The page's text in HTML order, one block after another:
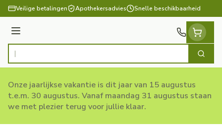
Ga naar de inhoud
Veilige betalingen Apothekersadvies Snelle beschikbaarheid
Menu
Product, merk, categorie... Zoek
Onze jaarlijkse vakantie is dit jaar van 15 augustus
t.e.m. 30 augustus. Vanaf maandag 31 augustus staan
we met plezier terug voor jullie klaar.